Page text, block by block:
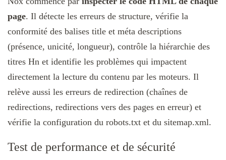
page. Il détecte les erreurs de structure, vérifie la
conformité des balises title et méta descriptions
(présence, unicité, longueur), contrôle la hiérarchie des
titres Hn et identifie les problèmes qui impactent
directement la lecture du contenu par les moteurs. Il
relève aussi les erreurs de redirection (chaînes de
redirections, redirections vers des pages en erreur) et
vérifie la configuration du robots.txt et du sitemap.xml.
Test de performance et de sécurité